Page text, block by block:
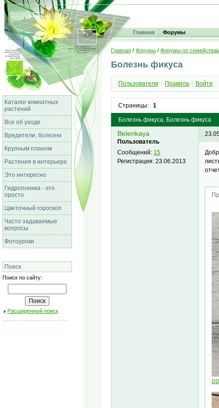
Главная Форумы
Каталог комнатных
растений
Все об уходе
Вредители, болезни
Крупным планом
Растения в интерьере
Это интересно
Гидропоника - это
просто
Цветочный гороскоп
Часто задаваемые
вопросы
Фотоуроки
Поиск
Поиск по сайту:
Расширенный поиск
Главная / Форумы / Форумы по
Болезнь фикуса
Пользователи Правила Войти
Страницы: 1
Болезнь фикуса, Болезнь фикуса
Belenkaya
Пользователь
Сообщений: 15
Регистрация:23.06.2013